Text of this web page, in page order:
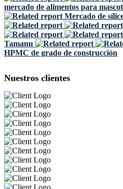
mercado de alimentos para
Mercado de
Tamanu
HPMC de grado de construcción
Nuestros clientes